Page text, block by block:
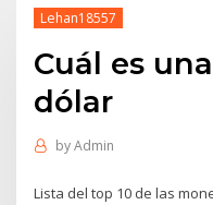
Lehan18557
Cuál es
dólar
byAdmin
Lista del top 10 de las